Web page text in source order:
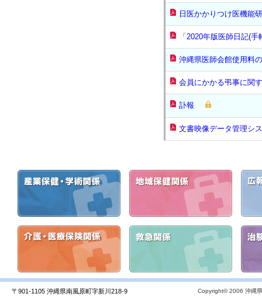
日医かかりつけ医機能
「2020年版医師日記(
沖縄県医師会館使用料
会員にかかる弔事に関
訃報
文書映像データ管理シ
〒901-1105 沖縄県南風原町字新川218-9
Copyright© 2006 沖縄